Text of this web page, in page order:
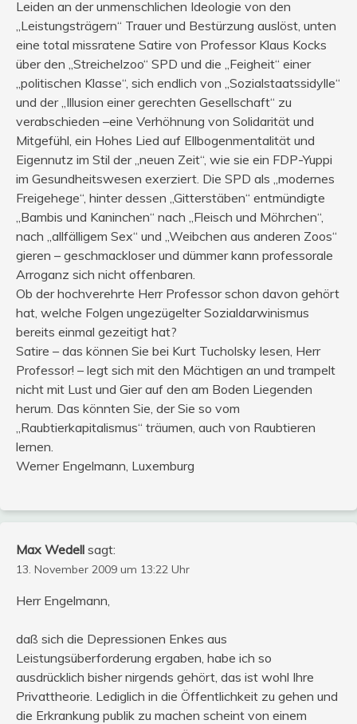
Leiden an der unmenschlichen Ideologie von den
„Leistungsträgern“ Trauer und Bestürzung auslöst, unten
eine total missratene Satire von Professor Klaus Kocks
über den „Streichelzoo“ SPD und die „Feigheit“ einer
„politischen Klasse“, sich endlich von „Sozialstaatssidylle“
und der „Illusion einer gerechten Gesellschaft“ zu
verabschieden –eine Verhöhnung von Solidarität und
Mitgefühl, ein Hohes Lied auf Ellbogenmentalität und
Eigennutz im Stil der „neuen Zeit“, wie sie ein FDP-Yuppi
im Gesundheitswesen exerziert. Die SPD als „modernes
Freigehege“, hinter dessen „Gitterstäben“ entmündigte
„Bambis und Kaninchen“ nach „Fleisch und Möhrchen“,
nach „allfälligem Sex“ und „Weibchen aus anderen Zoos“
gieren – geschmackloser und dümmer kann professorale
Arroganz sich nicht offenbaren.
Ob der hochverehrte Herr Professor schon davon gehört
hat, welche Folgen ungezügelter Sozialdarwinismus
bereits einmal gezeitigt hat?
Satire – das können Sie bei Kurt Tucholsky lesen, Herr
Professor! – legt sich mit den Mächtigen an und trampelt
nicht mit Lust und Gier auf den am Boden Liegenden
herum. Das könnten Sie, der Sie so vom
„Raubtierkapitalismus“ träumen, auch von Raubtieren
lernen.
Werner Engelmann, Luxemburg
Max Wedell sagt:
13. November 2009 um 13:22 Uhr
Herr Engelmann,
daß sich die Depressionen Enkes aus
Leistungsüberforderung ergaben, habe ich so
ausdrücklich bisher nirgends gehört, das ist wohl Ihre
Privattheorie. Lediglich in die Öffentlichkeit zu gehen und
die Erkrankung publik zu machen scheint von einem